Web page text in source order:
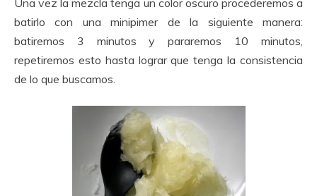
Una vez la mezcla tenga un color oscuro procederemos a
batirlo con una minipimer de la siguiente manera:
batiremos 3 minutos y pararemos 10 minutos,
repetiremos esto hasta lograr que tenga la consistencia
de lo que buscamos.